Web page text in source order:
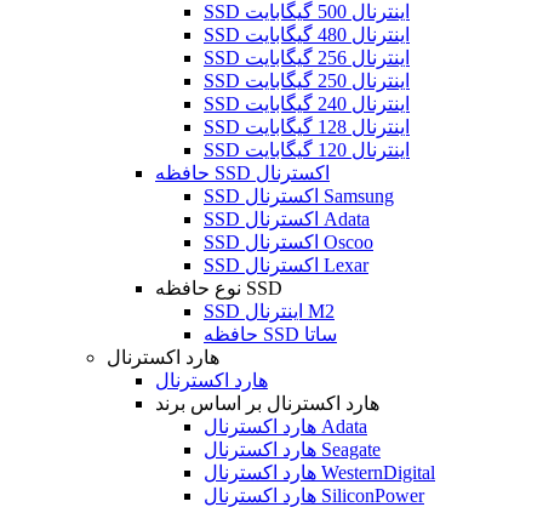
SSD اینترنال 500 گیگابایت
SSD اینترنال 480 گیگابایت
SSD اینترنال 256 گیگابایت
SSD اینترنال 250 گیگابایت
SSD اینترنال 240 گیگابایت
SSD اینترنال 128 گیگابایت
SSD اینترنال 120 گیگابایت
حافظه SSD اکسترنال
SSD اکسترنال Samsung
SSD اکسترنال Adata
SSD اکسترنال Oscoo
SSD اکسترنال Lexar
نوع حافظه SSD
SSD اینترنال M2
حافظه SSD ساتا
هارد اکسترنال
هارد اکسترنال
هارد اکسترنال بر اساس برند
هارد اکسترنال Adata
هارد اکسترنال Seagate
هارد اکسترنال WesternDigital
هارد اکسترنال SiliconPower